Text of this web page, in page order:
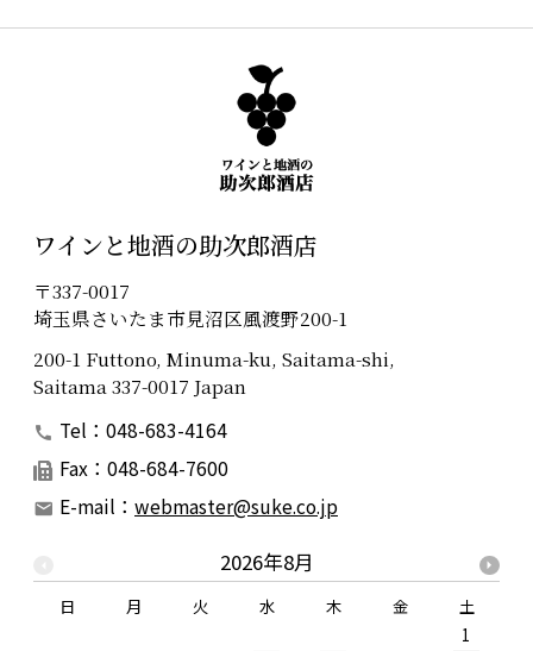
ワインと地酒の助次郎酒店
〒337-0017
埼玉県さいたま市見沼区風渡野200-1
200-1 Futtono, Minuma-ku, Saitama-shi,
Saitama 337-0017 Japan
Tel：048-683-4164
Fax：048-684-7600
E-mail： webmaster@suke.co.jp
2026年8月
日 月 火 水 木 金
土
1